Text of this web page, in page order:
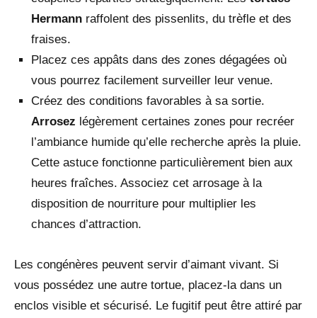
Hermann raffolent des pissenlits, du trèfle et des
fraises.
Placez ces appâts dans des zones dégagées où
vous pourrez facilement surveiller leur venue.
Créez des conditions favorables à sa sortie.
Arrosez légèrement certaines zones pour recréer
l’ambiance humide qu’elle recherche après la pluie.
Cette astuce fonctionne particulièrement bien aux
heures fraîches. Associez cet arrosage à la
disposition de nourriture pour multiplier les
chances d’attraction.
Les congénères peuvent servir d’aimant vivant. Si
vous possédez une autre tortue, placez-la dans un
enclos visible et sécurisé. Le fugitif peut être attiré par